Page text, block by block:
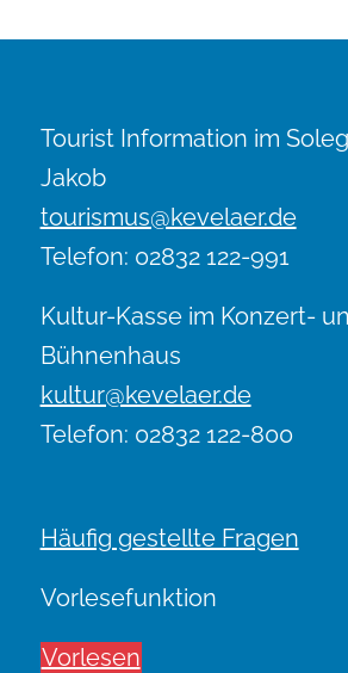
Tourist Information im
Jakob
tourismus@kevelaer.de
Telefon: 02832 122-991
Kultur-Kasse im Konzert-
Bühnenhaus
kultur@kevelaer.de
Telefon: 02832 122-800
Häufig gestellte Fragen
Vorlesefunktion
Vorlesen